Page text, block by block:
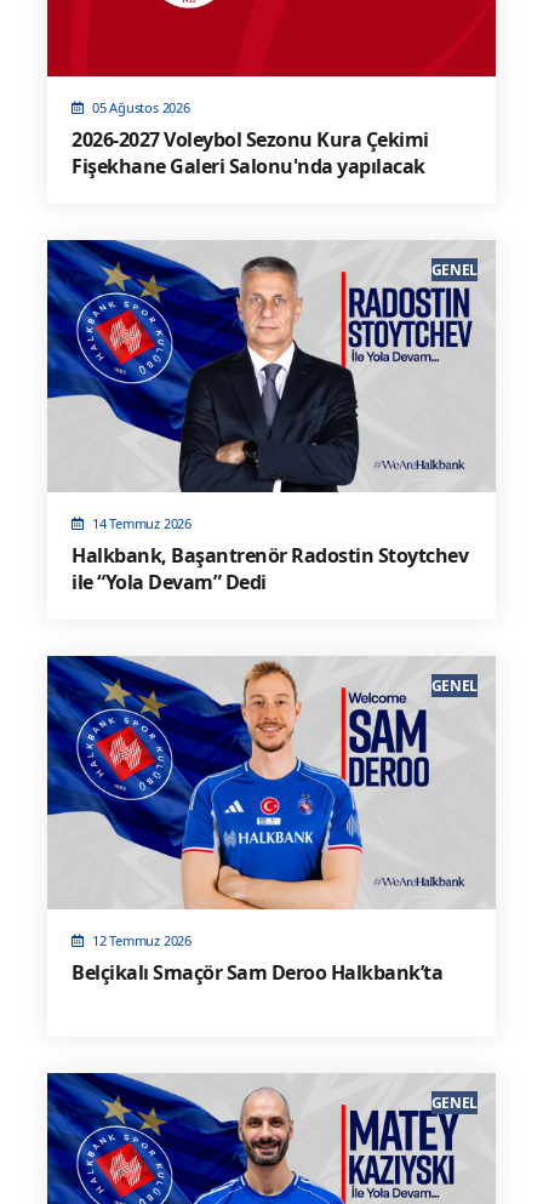
05 Ağustos 2026
2026-2027 Voleybol Sezonu Kura Çekimi
Fişekhane Galeri Salonu'nda yapılacak
14 Temmuz 2026
Halkbank, Başantrenör Radostin Stoytchev
ile “Yola Devam” Dedi
GENEL
12 Temmuz 2026
Belçikalı Smaçör Sam Deroo Halkbank’ta
GENEL
GENEL